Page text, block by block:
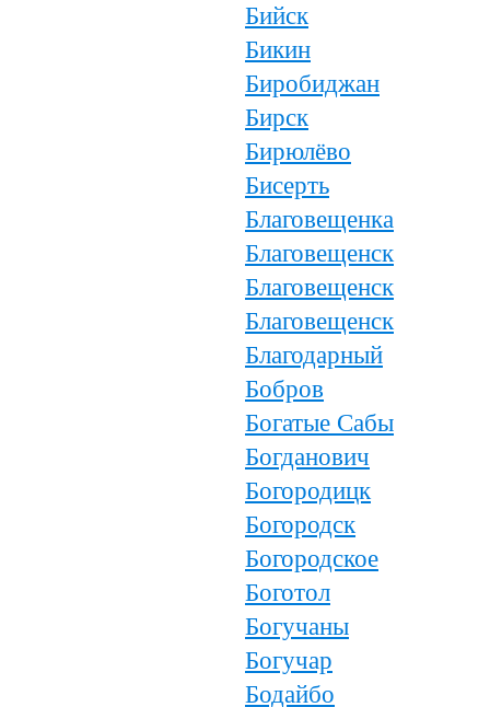
Бийск
Бикин
Биробиджан
Бирск
Бирюлёво
Бисерть
Благовещенка
Благовещенск
Благовещенск
Благовещенск
Благодарный
Бобров
Богатые Сабы
Богданович
Богородицк
Богородск
Богородское
Боготол
Богучаны
Богучар
Бодайбо